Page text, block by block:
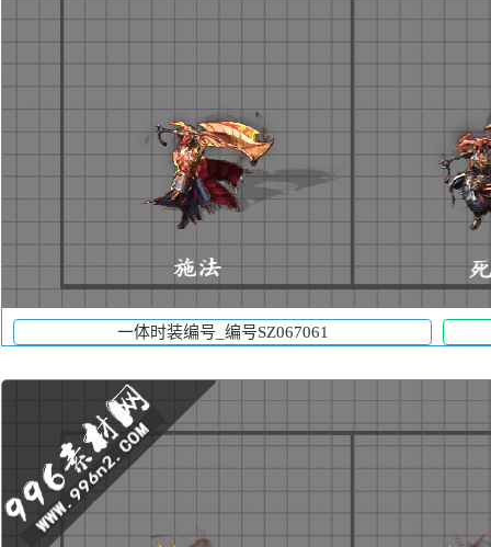
一体时装编号_编号SZ067061